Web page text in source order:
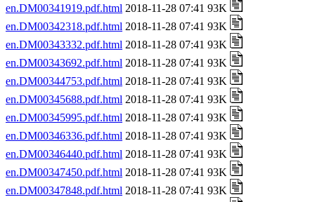
en.DM00341919.pdf.html 2018-11-28 07:41 93K
en.DM00342318.pdf.html 2018-11-28 07:41 93K
en.DM00343332.pdf.html 2018-11-28 07:41 93K
en.DM00343692.pdf.html 2018-11-28 07:41 93K
en.DM00344753.pdf.html 2018-11-28 07:41 93K
en.DM00345688.pdf.html 2018-11-28 07:41 93K
en.DM00345995.pdf.html 2018-11-28 07:41 93K
en.DM00346336.pdf.html 2018-11-28 07:41 93K
en.DM00346440.pdf.html 2018-11-28 07:41 93K
en.DM00347450.pdf.html 2018-11-28 07:41 93K
en.DM00347848.pdf.html 2018-11-28 07:41 93K